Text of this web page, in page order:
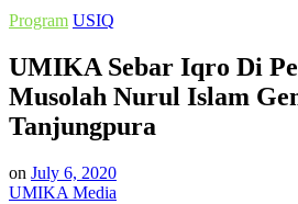
Posted
Program USIQ
UMIKA Sebar Iqro Di
Musolah Nurul Islam
Tanjungpura
on July 6, 2020
UMIKA Media